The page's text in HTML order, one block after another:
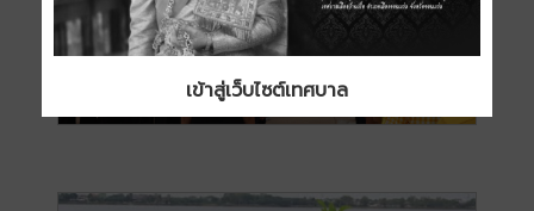
เข้าสู่เว็บไซต์เทศบาล